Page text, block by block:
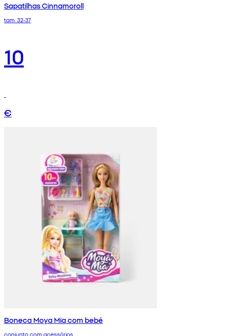
Sapatilhas Cinnamoroll
tam. 32-37
10
€
Boneca Moya Mia com bebé
conjunto com acessórios